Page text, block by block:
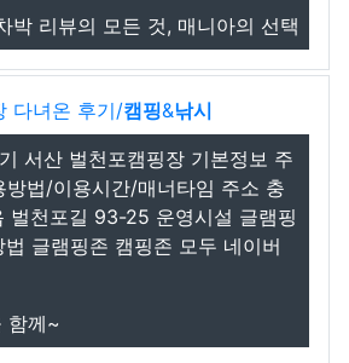
박 리뷰의 모든 것, 매니아의 선택
다녀온 후기/캠핑&낚시
서산 벌천포캠핑장 기본정보 주
법/이용시간/매너타임 주소 충
벌천포길 93-25 운영시설 글램핑
글램핑존 캠핑존 모두 네이버
함께~